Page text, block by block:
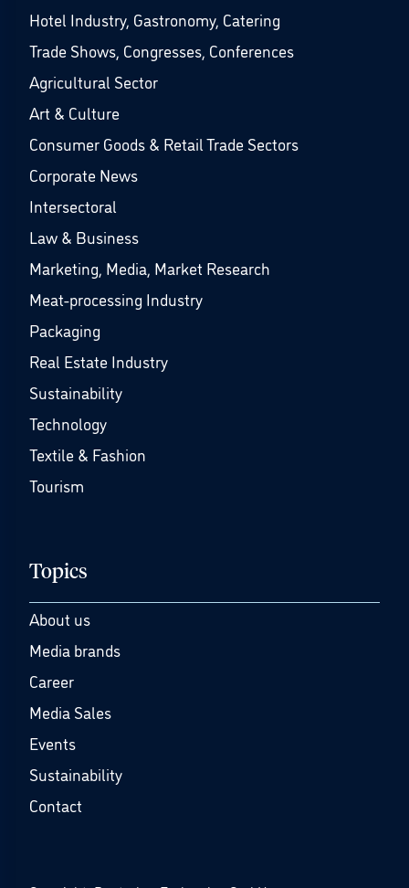
Hotel Industry, Gastronomy, Catering
Trade Shows, Congresses, Conferences
Agricultural Sector
Art & Culture
Consumer Goods & Retail Trade Sectors
Corporate News
Intersectoral
Law & Business
Marketing, Media, Market Research
Meat-processing Industry
Packaging
Real Estate Industry
Sustainability
Technology
Textile & Fashion
Tourism
Topics
About us
Media brands
Career
Media Sales
Events
Sustainability
Contact